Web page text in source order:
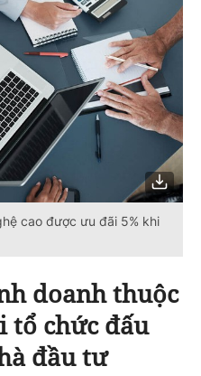
cao được ưu đãi 5% khi
doanh thuộc
tổ chức đấu
đầu tư